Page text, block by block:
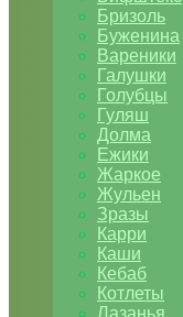
Бризоль
Буженина
Вареники
Галушки
Голубцы
Гуляш
Долма
Ежики
Жаркое
Жульен
Зразы
Карри
Каши
Кебаб
Котлеты
Лазанья